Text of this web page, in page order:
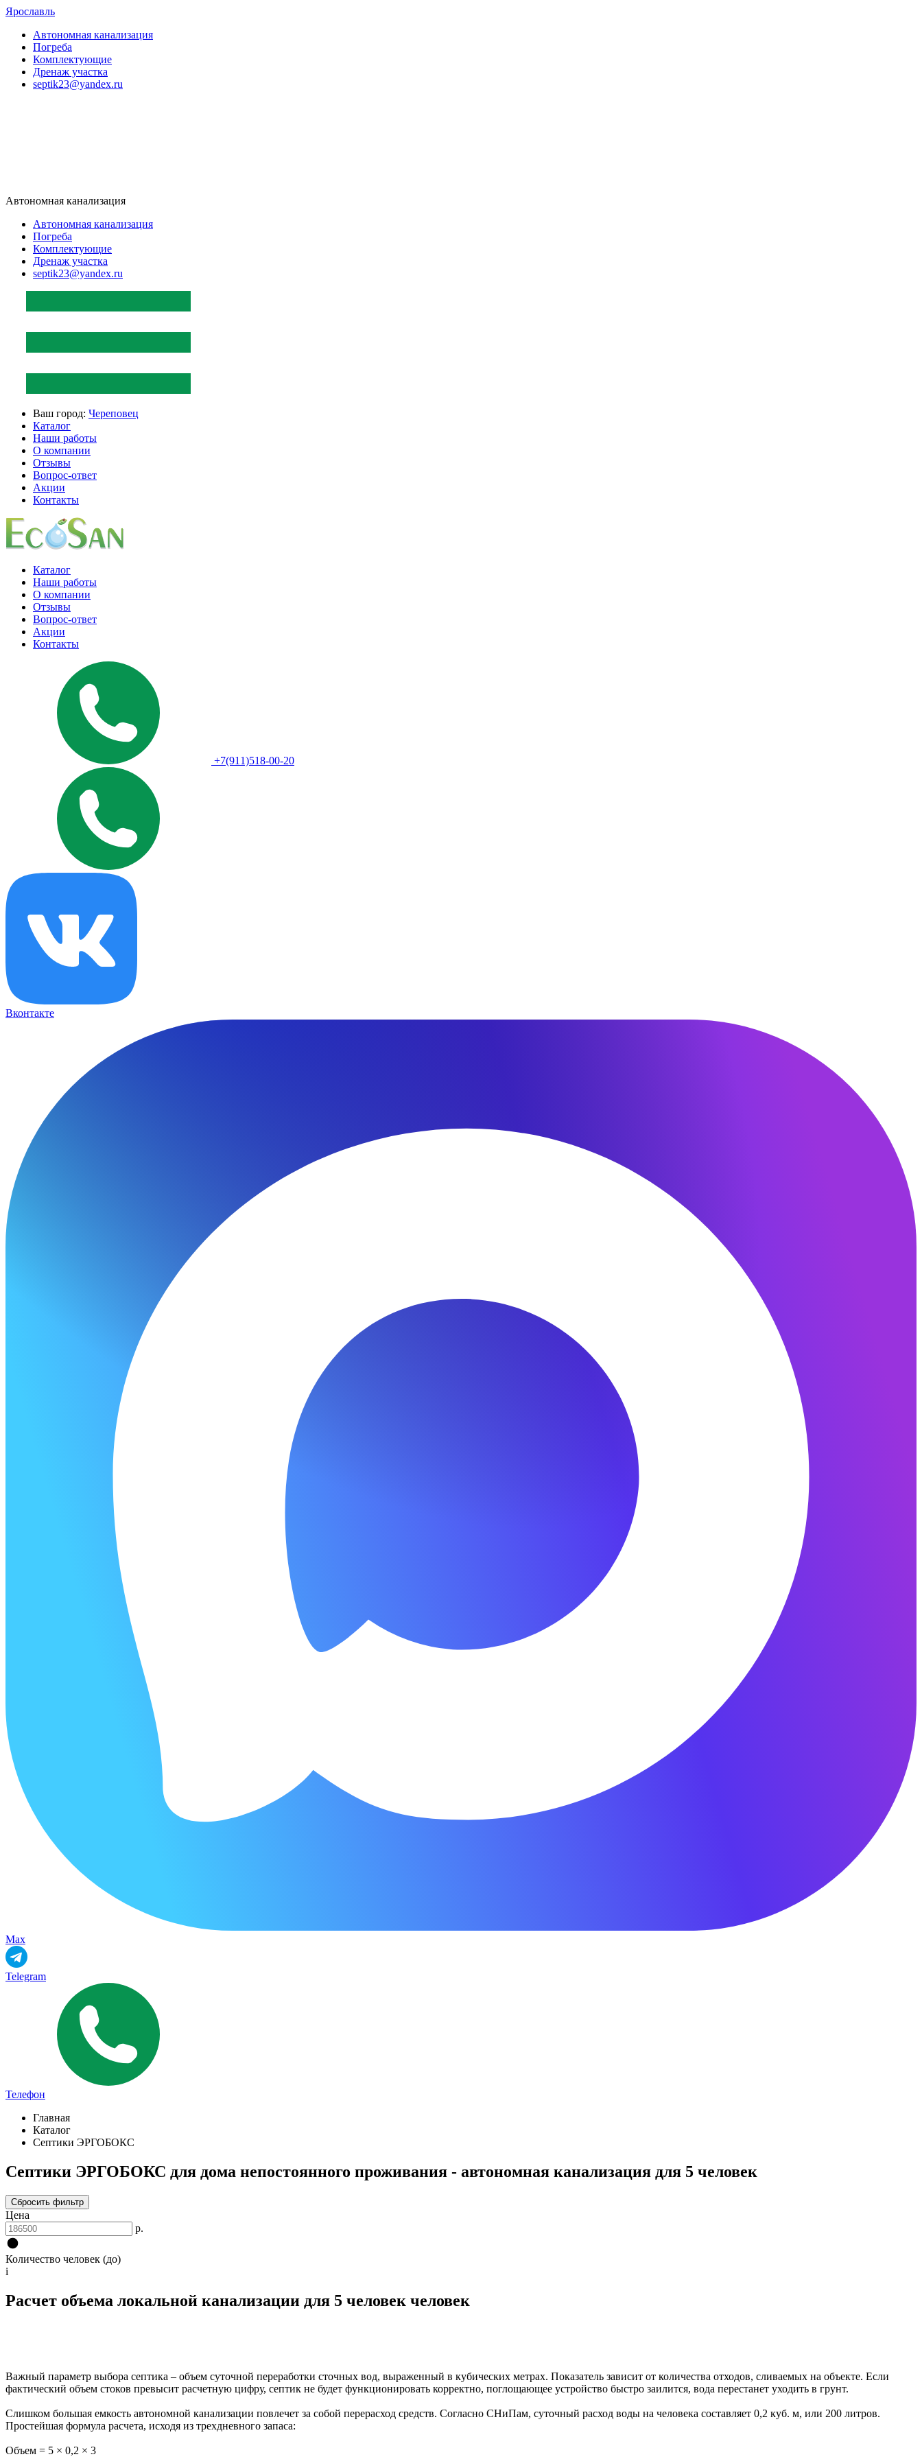
Ярославль
Автономная канализация
Погреба
Комплектующие
Дренаж участка
septik23@yandex.ru
Автономная канализация
Автономная канализация
Погреба
Комплектующие
Дренаж участка
septik23@yandex.ru
Ваш город: Череповец
Каталог
Наши работы
О компании
Отзывы
Вопрос-ответ
Акции
Контакты
Каталог
Наши работы
О компании
Отзывы
Вопрос-ответ
Акции
Контакты
+7(911)518-00-20
Вконтакте
Max
Telegram
Телефон
Главная
Каталог
Септики ЭРГОБОКС
Септики ЭРГОБОКС для дома непостоянного проживания - автономная канализация для 5 человек
Сбросить фильтр
Цена
р.
Количество человек (до)
i
Расчет объема локальной канализации для 5 человек человек
Важный параметр выбора септика – объем суточной переработки сточных вод, выраженный в кубических метрах. Показатель зависит от количества отходов, сливаемых на объекте. Если
фактический объем стоков превысит расчетную цифру, септик не будет функционировать корректно, поглощающее устройство быстро заилится, вода перестанет уходить в грунт.
Слишком большая емкость автономной канализации повлечет за собой перерасход средств. Согласно СНиПам, суточный расход воды на человека составляет 0,2 куб. м, или 200 литров.
Простейшая формула расчета, исходя из трехдневного запаса:
Объем = 5 × 0,2 × 3